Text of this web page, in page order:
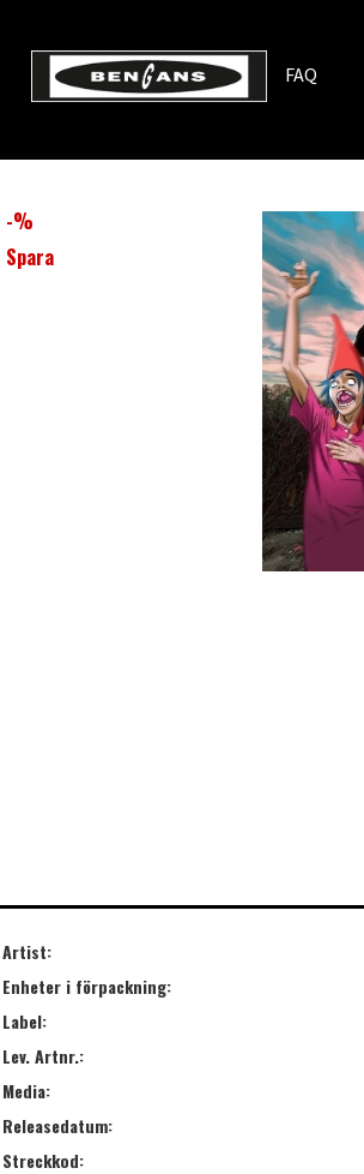
FAQ
-%
Spara
Artist:
Enheter i förpackning:
Label:
Lev. Artnr.:
Media:
Releasedatum:
Streckkod: